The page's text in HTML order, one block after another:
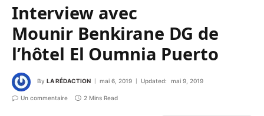
Interview avec
Mounir Benkirane DG de
l’hôtel El Oumnia Puerto
By LA RÉDACTION mai 6, 2019 Updated: mai 9, 2019
Un commentaire 2 Mins Read